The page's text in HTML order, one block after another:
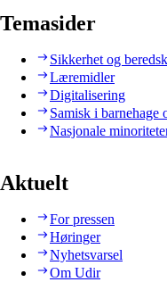
Temasider
Sikkerhet og
Læremidler
Digitalisering
Samisk i barnehage
Nasjonale
Aktuelt
For pressen
Høringer
Nyhetsvarsel
Om Udir